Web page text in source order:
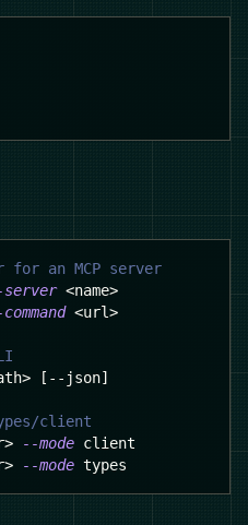
for an MCP server
<name>
<url>
> [ --json]
client
> --mode client
> --mode types